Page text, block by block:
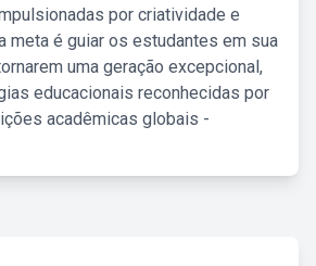
por criatividade e
meta é guiar os estudantes em sua
uma geração excepcional,
educacionais reconhecidas por
acadêmicas globais -